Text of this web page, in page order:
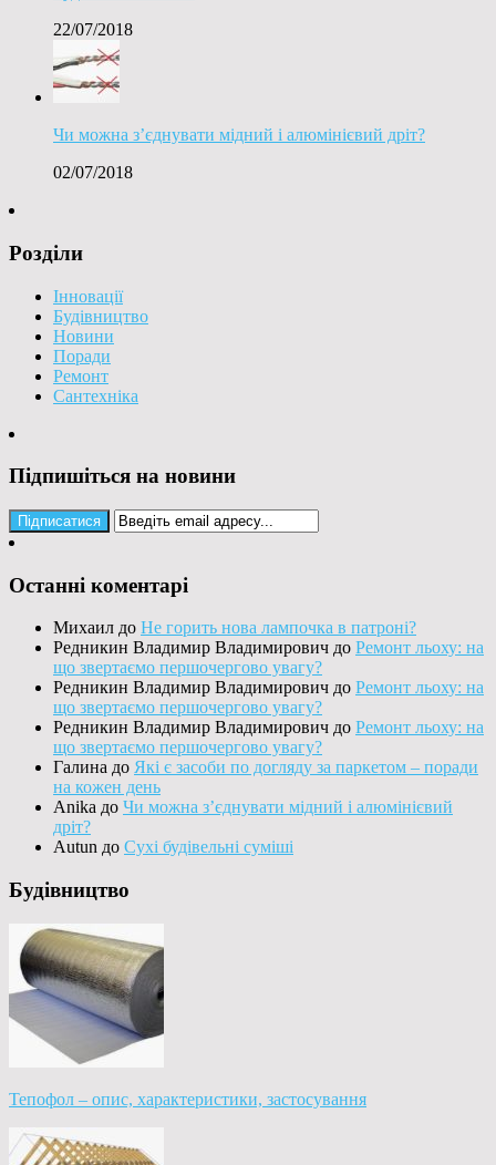
22/07/2018
Чи можна з’єднувати мідний і алюмінієвий дріт?
02/07/2018
Розділи
Інновації
Будівництво
Новини
Поради
Ремонт
Сантехніка
Підпишіться на новини
Останні коментарі
Михаил до Не горить нова лампочка в патроні?
Редникин Владимир Владимирович до Ремонт льоху: на
що звертаємо першочергово увагу?
Редникин Владимир Владимирович до Ремонт льоху: на
що звертаємо першочергово увагу?
Редникин Владимир Владимирович до Ремонт льоху: на
що звертаємо першочергово увагу?
Галина до Які є засоби по догляду за паркетом – поради
на кожен день
Anika до Чи можна з’єднувати мідний і алюмінієвий
дріт?
Autun до Сухі будівельні суміші
Будівництво
Тепофол – опис, характеристики, застосування